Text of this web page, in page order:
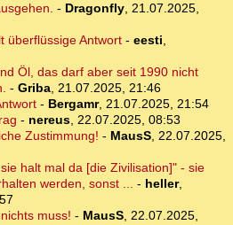
- Dragonfly, 21.07.2025,
überflüssige Antwort- eesti,
Öl, das darf aber seit 1990 nicht
- Griba, 21.07.2025, 21:46
- Bergamr, 21.07.2025, 21:54
- nereus, 22.07.2025, 08:53
Zustimmung! - MausS, 22.07.2025,
halt mal da [die Zivilisation]" - sie
werden, sonst ... - heller,
muss! - MausS, 22.07.2025,